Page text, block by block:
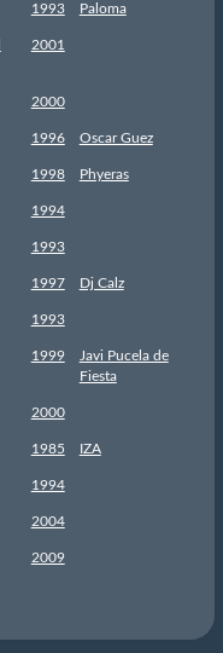
1993 Paloma
2001
2000
1996 Oscar Guez
1998 Phyeras
1994
1993
1997 Dj Calz
1993
1999
Javi Pucela de
Fiesta
2000
1985 IZA
1994
2004
2009